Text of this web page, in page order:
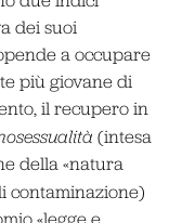
dei suoi
a occupare
più giovane di
il recupero in
(intesa
della «natura
contaminazione)